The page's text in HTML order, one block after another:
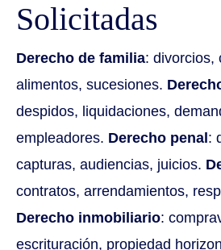
Solicitadas
Derecho de familia: divorcios,
alimentos, sucesiones.
despidos, liquidaciones,
empleadores. Derecho penal :
capturas, audiencias, juicios.
contratos, arrendamientos,
Derecho inmobiliario:
escrituración, propiedad